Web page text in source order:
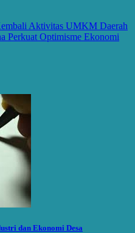
Aktivitas UMKM Daerah
Perkuat Optimisme Ekonomi
dan Ekonomi Desa